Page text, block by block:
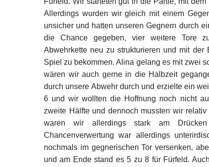
Allerdings wurden wir gleich mit einem
unsicher und hatten unseren Gegnern durch
die Chance gegeben, vier weitere Tore
Abwehrkette neu zu strukturieren und mit
Spiel zu bekommen. Alina gelang es mit zwei
wären wir auch gerne in die Halbzeit
durch unsere Abwehr durch und erzielte ein
6 und wir wollten die Hoffnung noch nicht
zweite Hälfte und dennoch mussten wir
waren wir allerdings stark am
Chancenverwertung war allerdings
nochmals im gegnerischen Tor versenken,
und am Ende stand es 5 zu 8 für Fürfeld.